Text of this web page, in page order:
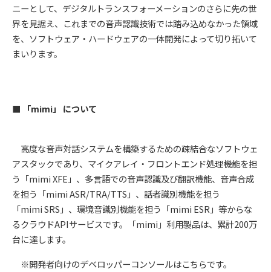
ニーとして、デジタルトランスフォーメーションのさらに先の世
界を見据え、これまでの音声認識技術では踏み込めなかった領域
を、ソフトウェア・ハードウェアの一体開発によって切り拓いて
まいります。
■ 「mimi」 について
高度な音声対話システムを構築するための疎結合なソフトウェ
アスタックであり、マイクアレイ・フロントエンド処理機能を担
う「mimi XFE」、多言語での音声認識及び翻訳機能、音声合成
を担う「mimi ASR/TRA/TTS」、話者識別機能を担う
「mimi SRS」、環境音識別機能を担う「mimi ESR」等からな
るクラウドAPIサービスです。「mimi」利用製品は、累計200万
台に達します。
※開発者向けのデベロッパーコンソールはこちらです。